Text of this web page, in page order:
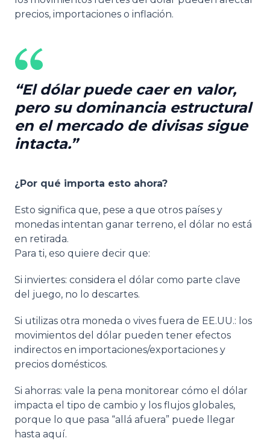
precios, importaciones o inflación.
El dólar puede caer en valor,
pero su dominancia estructural
en el mercado de divisas sigue
intacta.
¿Por qué importa esto ahora?
Esto significa que, pese a que otros países y
monedas intentan ganar terreno, el dólar no está
en retirada.
Para ti, eso quiere decir que:
Si inviertes: considera el dólar como parte clave
del juego, no lo descartes.
Si utilizas otra moneda o vives fuera de EE.UU.: los
movimientos del dólar pueden tener efectos
indirectos en importaciones/exportaciones y
precios domésticos.
Si ahorras: vale la pena monitorear cómo el dólar
impacta el tipo de cambio y los flujos globales,
porque lo que pasa “allá afuera” puede llegar
hasta aquí.